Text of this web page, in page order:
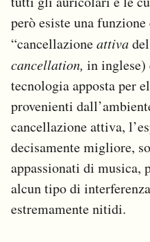
però esiste una
“cancellazioneattiva
cancellation, in inglese)
tecnologia apposta per
provenienti
cancellazione attiva,
decisamente migliore,
appassionati di musica,
alcun tipo di
estremamente nitidi.